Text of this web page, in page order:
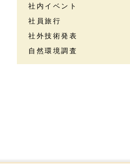
社内イベント
社員旅行
社外技術発表
自然環境調査